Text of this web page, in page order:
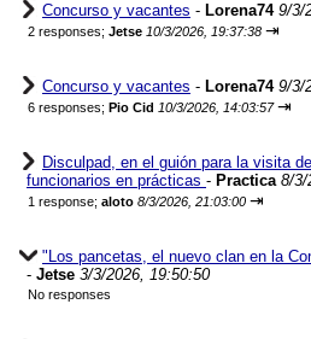
Concurso y vacantes - Lorena74 9/3/
2 responses; Jetse 10/3/2026, 19:37:38 ⇥
Concurso y vacantes - Lorena74 9/3/
6 responses; Pio Cid 10/3/2026, 14:03:57 ⇥
Disculpad, en el guión para la visita
funcionarios en prácticas - Practica 8/3/
1 response; aloto 8/3/2026, 21:03:00 ⇥
"Los pancetas, el nuevo clan en la
- Jetse 3/3/2026, 19:50:50
No responses